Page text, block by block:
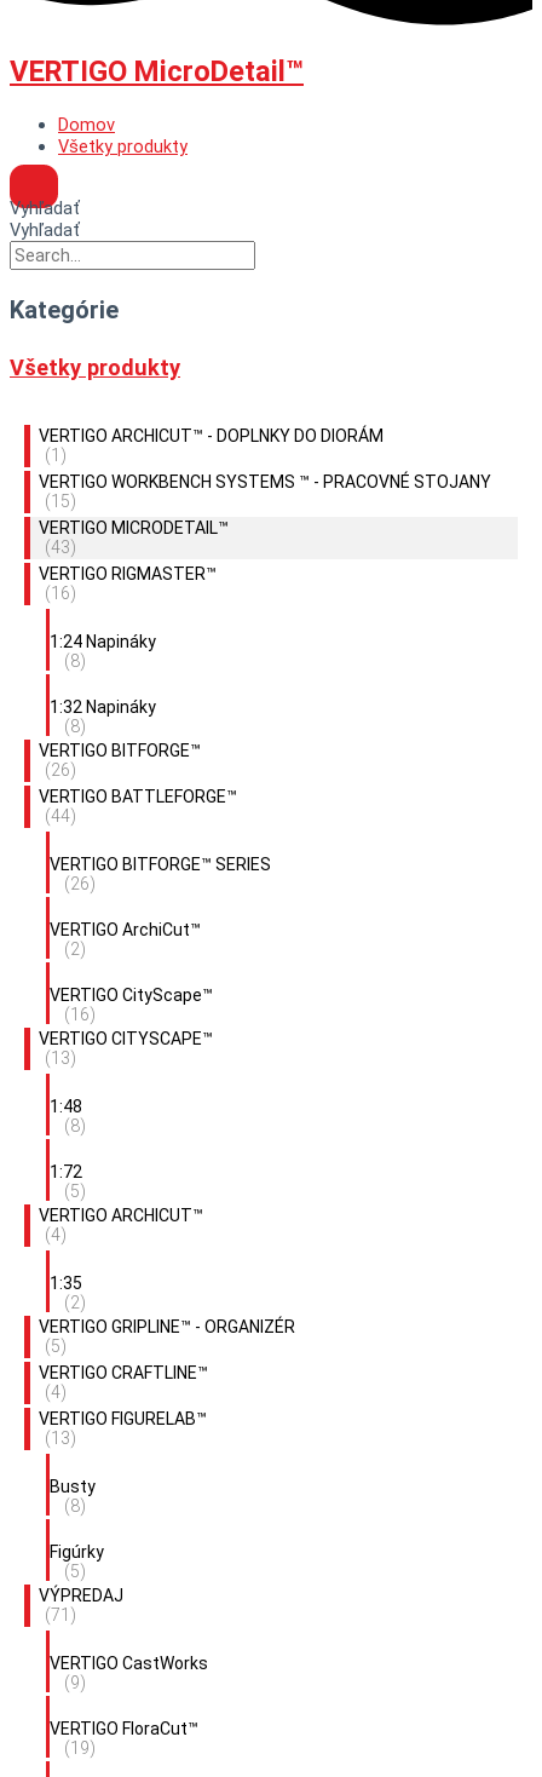
VERTIGO MicroDetail™
Domov
Všetky produkty
Vyhľadať
Vyhľadať
Kategórie
Všetky produkty
VERTIGO ARCHICUT™ - DOPLNKY DO DIORÁM
(1)
VERTIGO WORKBENCH SYSTEMS ™ - PRACOVNÉ STOJANY
(15)
VERTIGO MICRODETAIL™
(43)
VERTIGO RIGMASTER™
(16)
1:24 Napináky
(8)
1:32 Napináky
(8)
VERTIGO BITFORGE™
(26)
VERTIGO BATTLEFORGE™
(44)
VERTIGO BITFORGE™ SERIES
(26)
VERTIGO ArchiCut™
(2)
VERTIGO CityScape™
(16)
VERTIGO CITYSCAPE™
(13)
1:48
(8)
1:72
(5)
VERTIGO ARCHICUT™
(4)
1:35
(2)
VERTIGO GRIPLINE™ - ORGANIZÉR
(5)
VERTIGO CRAFTLINE™
(4)
VERTIGO FIGURELAB™
(13)
Busty
(8)
Figúrky
(5)
VÝPREDAJ
(71)
VERTIGO CastWorks
(9)
VERTIGO FloraCut™
(19)